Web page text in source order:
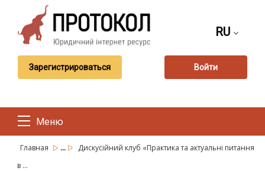
RU
Зарегистрироваться Войти
Меню
Главная ...
Дискусійний клуб «Практика та актуальні питання
в ...